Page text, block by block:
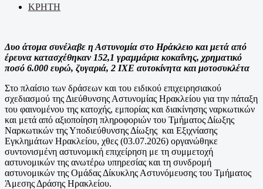
ΚΡΗΤΗ
Δυο άτομα συνέλαβε η Αστυνομία στο Ηράκλειο και μετά από
έρευνα κατασχέθηκαν 152,1 γραμμάρια κοκαΐνης, χρηματικό
ποσό 6.000 ευρώ, ζυγαριά, 2 ΙΧΕ αυτοκίνητα και μοτοσυκλέτα
Στο πλαίσιο των δράσεων και του ειδικού επιχειρησιακού
σχεδιασμού της Διεύθυνσης Αστυνομίας Ηρακλείου για την πάταξη
του φαινομένου της κατοχής, εμπορίας και διακίνησης ναρκωτικών
και μετά από αξιοποίηση πληροφοριών του Τμήματος Δίωξης
Ναρκωτικών της Υποδιεύθυνσης Δίωξης και Εξιχνίασης
Εγκλημάτων Ηρακλείου, χθες (03.07.2026) οργανώθηκε
συντονισμένη αστυνομική επιχείρηση με τη συμμετοχή
αστυνομικών της ανωτέρω υπηρεσίας και τη συνδρομή
αστυνομικών της Ομάδας Δίκυκλης Αστυνόμευσης του Τμήματος
Άμεσης Δράσης Ηρακλείου.